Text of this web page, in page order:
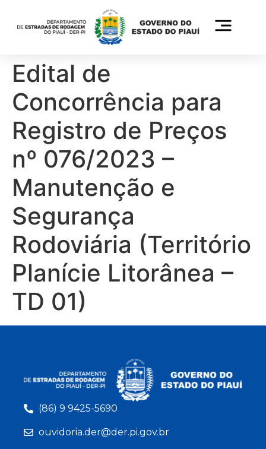
Edital de
Concorrência para
Registro de Preços
nº 076/2023 –
Manutenção e
Segurança
Rodoviária (Território
Planície Litorânea –
TD 01)
(86) 9 9425-5690
ouvidoria.der@der.pi.gov.br